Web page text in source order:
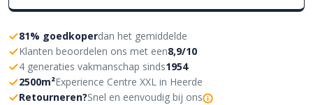
81% goedkoperdan het gemiddelde
Klanten beoordelen ons met een8,9/10
4 generaties vakmanschap sinds1954
2500m²Experience Centre XXL in Heerde
Retourneren?Snel en eenvoudig bij ons